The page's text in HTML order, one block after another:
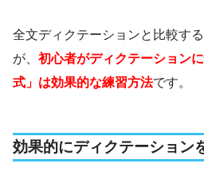
全文ディクテーションと比較す
が、 初心者がディクテーション
式」は効果的な練習方法です。
効果的にディクテーション